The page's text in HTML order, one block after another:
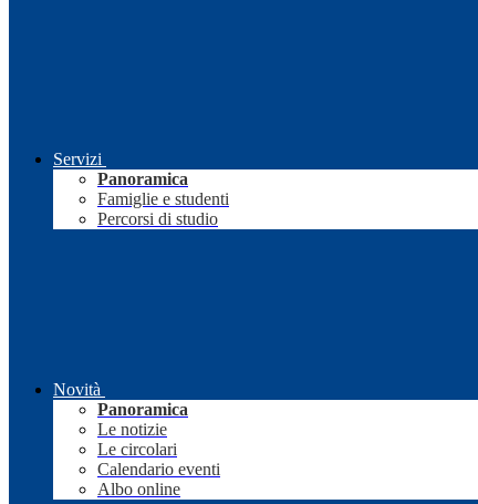
Servizi
Panoramica
Famiglie e studenti
Percorsi di studio
Novità
Panoramica
Le notizie
Le circolari
Calendario eventi
Albo online